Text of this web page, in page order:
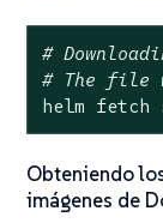
#
# The file
helm fetch
Obteniendo
imágenes de